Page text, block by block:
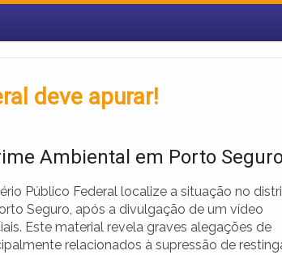
deve apurar!
Ambiental em Porto
Público Federal localize a situação no
Seguro, após a divulgação de um vídeo
Este material revela graves alegações de
relacionados à supressão de